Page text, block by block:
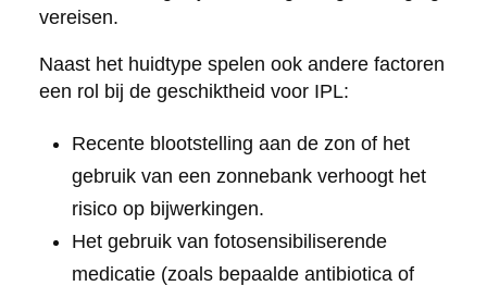
vereisen.
Naast het huidtype spelen ook andere factoren
een rol bij de geschiktheid voor IPL:
Recente blootstelling aan de zon of het
gebruik van een zonnebank verhoogt het
risico op bijwerkingen.
Het gebruik van fotosensibiliserende
medicatie (zoals bepaalde antibiotica of